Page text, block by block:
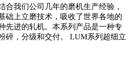
合我们公司几年的磨机生产经验，
础上立磨技术，吸收了世界各地的
先进的轧机。本系列产品是一种专
碎，分级和交付。 LUM系列超细立